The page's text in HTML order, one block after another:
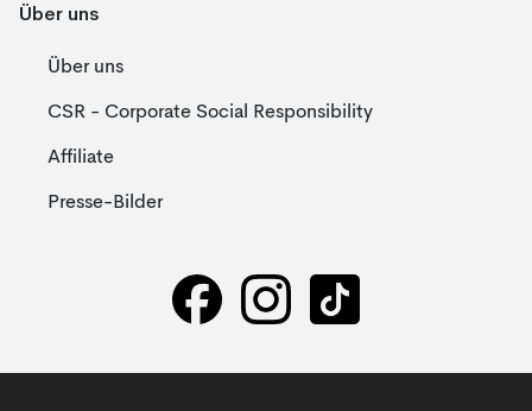
Über uns
Über uns
CSR - Corporate Social Responsibility
Affiliate
Presse-Bilder